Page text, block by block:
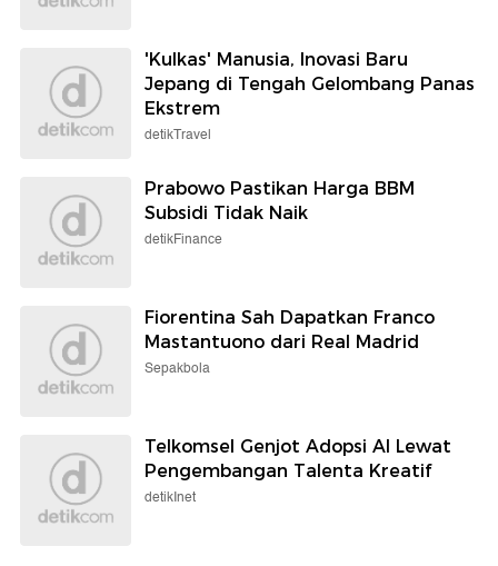
'Kulkas' Manusia, Inovasi Baru
Jepang di Tengah Gelombang Panas
Ekstrem
detikTravel
Prabowo Pastikan Harga BBM
Subsidi Tidak Naik
detikFinance
Fiorentina Sah Dapatkan Franco
Mastantuono dari Real Madrid
Sepakbola
Telkomsel Genjot Adopsi AI Lewat
Pengembangan Talenta Kreatif
detikInet